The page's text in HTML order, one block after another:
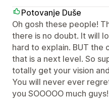
Potovanje Duše
Oh gosh these people!
there is no doubt. It will
hard to explain. BUT the
that is a next level. So
totally get your vision
You will never ever
you SOOOOO much guys!